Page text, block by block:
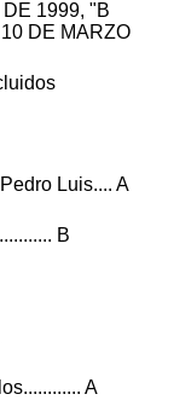
1999, "B
DE MARZO
Luis.... A
B
A